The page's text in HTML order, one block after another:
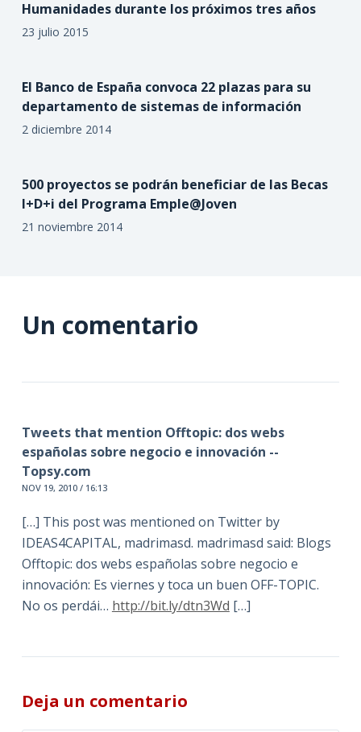
Humanidades durante los próximos tres años
23 julio 2015
El Banco de España convoca 22 plazas para su
departamento de sistemas de información
2 diciembre 2014
500 proyectos se podrán beneficiar de las Becas
I+D+i del Programa Emple@Joven
21 noviembre 2014
Un comentario
Tweets that mention Offtopic: dos webs
españolas sobre negocio e innovación --
Topsy.com
NOV 19, 2010 / 16:13
[…] This post was mentioned on Twitter by
IDEAS4CAPITAL, madrimasd. madrimasd said: Blogs
Offtopic: dos webs españolas sobre negocio e
innovación: Es viernes y toca un buen OFF-TOPIC.
No os perdái… http://bit.ly/dtn3Wd […]
Deja un comentario